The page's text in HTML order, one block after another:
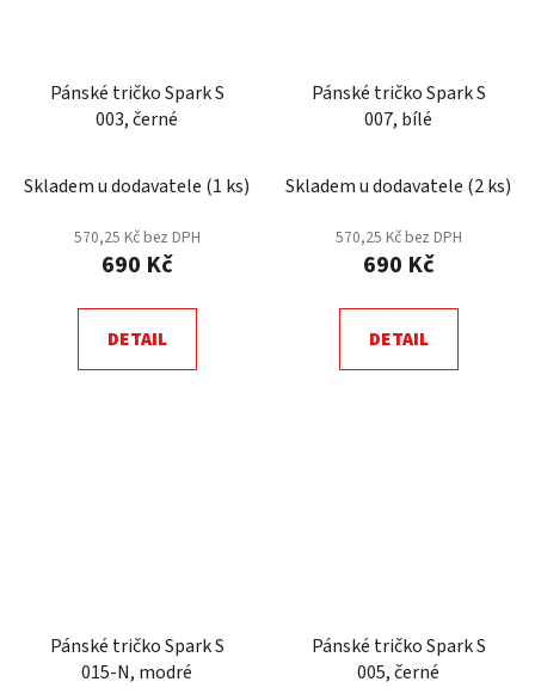
Pánské tričko Spark S
003, černé
Skladem u dodavatele (1 ks)
570,25 Kč bez DPH
690 Kč
DETAIL
Pánské tričko Spark S
007, bílé
Skladem u dodavatele (2 ks)
570,25 Kč bez DPH
690 Kč
DETAIL
Pánské tričko Spark S
015-N, modré
Pánské tričko Spark S
005, černé